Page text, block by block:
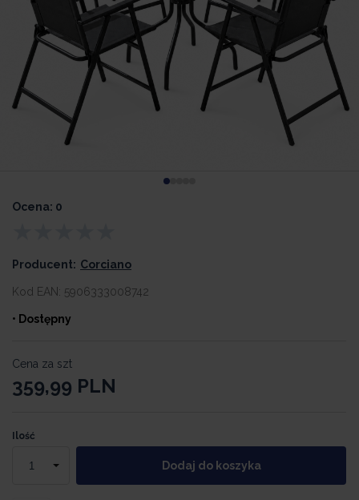
Ocena: 0
Producent: Corciano
Kod EAN: 5906333008742
• Dostępny
Cena za szt
359,99 PLN
Ilość
Dodaj do koszyka